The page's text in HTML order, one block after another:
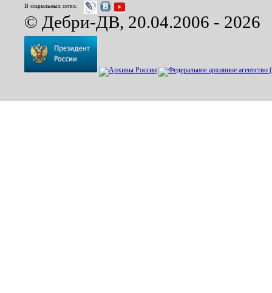
В социальных сетях:
© Дебри-ДВ, 20.04.2006 - 2026